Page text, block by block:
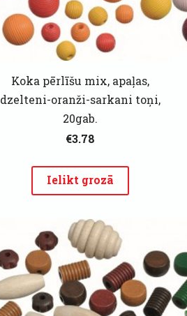
Koka pērlīšu mix, apaļas,
dzelteni-oranži-sarkani toņi,
20gab.
€3.78
Ielikt grozā